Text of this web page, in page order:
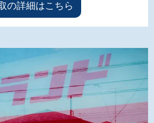
の詳細はこちら